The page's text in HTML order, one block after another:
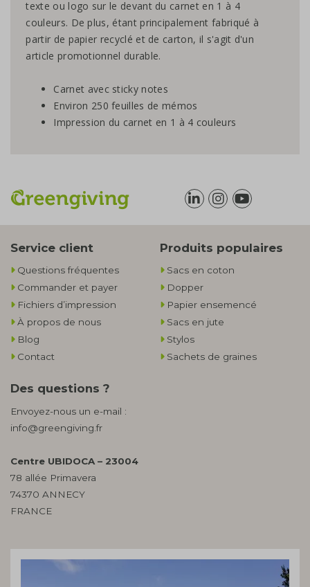
texte ou logo sur le devant du carnet en 1 à 4
couleurs. De plus, étant principalement fabriqué à
partir de papier recyclé et de carton, il s'agit d'un
article promotionnel durable.
Carnet avec sticky notes
Environ 250 feuilles de mémos
Impression du carnet en 1 à 4 couleurs
Service client
Questions fréquentes
Commander et payer
Fichiers d’impression
À propos de nous
Blog
Contact
Produits populaires
Sacs en coton
Dopper
Papier ensemencé
Sacs en jute
Stylos
Sachets de graines
Des questions ?
Envoyez-nous un e-mail :
info@greengiving.fr
Centre UBIDOCA – 23004
78 allée Primavera
74370 ANNECY
FRANCE